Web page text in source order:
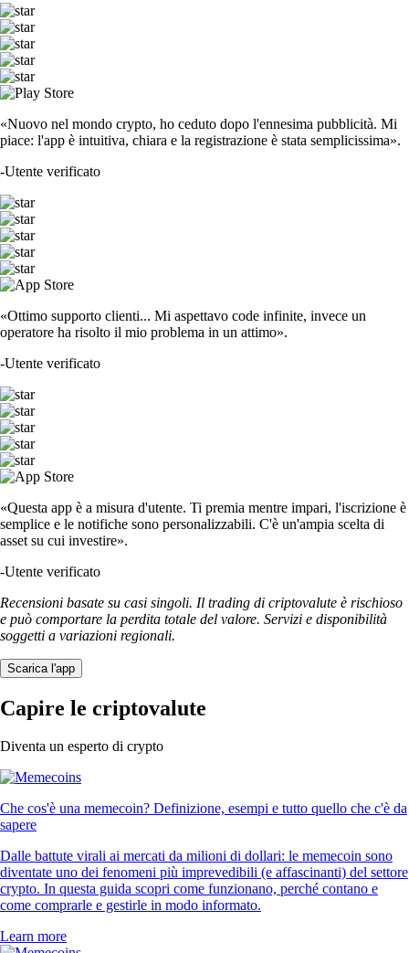
«Nuovo nel mondo crypto, ho ceduto dopo l'ennesima pubblicità. Mi
piace: l'app è intuitiva, chiara e la registrazione è stata semplicissima».
-Utente verificato
«Ottimo supporto clienti... Mi aspettavo code infinite, invece un
operatore ha risolto il mio problema in un attimo».
-Utente verificato
«Questa app è a misura d'utente. Ti premia mentre impari, l'iscrizione è
semplice e le notifiche sono personalizzabili. C'è un'ampia scelta di
asset su cui investire».
-Utente verificato
Recensioni basate su casi singoli. Il trading di criptovalute è rischioso
e può comportare la perdita totale del valore. Servizi e disponibilità
soggetti a variazioni regionali.
Scarica l'app
Capire le criptovalute
Diventa un esperto di crypto
Che cos'è una memecoin? Definizione, esempi e tutto quello che c'è da
sapere
Dalle battute virali ai mercati da milioni di dollari: le memecoin sono
diventate uno dei fenomeni più imprevedibili (e affascinanti) del settore
crypto. In questa guida scopri come funzionano, perché contano e
come comprarle e gestirle in modo informato.
Learn more